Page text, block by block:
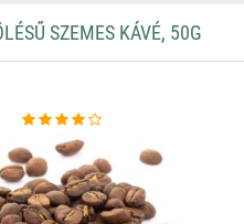
SZEMES KÁVÉ, 50G